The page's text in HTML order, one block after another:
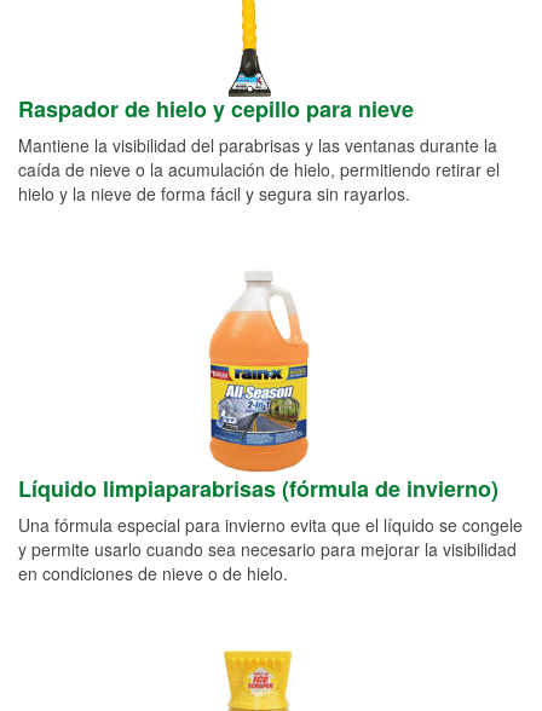
Raspador de hielo y cepillo para nieve
Mantiene la visibilidad del parabrisas y las ventanas durante la
caída de nieve o la acumulación de hielo, permitiendo retirar el
hielo y la nieve de forma fácil y segura sin rayarlos.
Líquido limpiaparabrisas (fórmula de invierno)
Una fórmula especial para invierno evita que el líquido se congele
y permite usarlo cuando sea necesario para mejorar la visibilidad
en condiciones de nieve o de hielo.